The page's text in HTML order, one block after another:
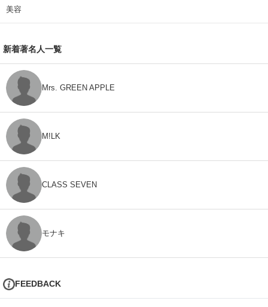
美容
新着著名人一覧
Mrs. GREEN APPLE
M!LK
CLASS SEVEN
モナキ
FEEDBACK